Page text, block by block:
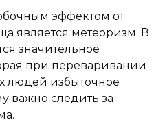
эффектом от
является метеоризм. В
значительное
при переваривании
людей избыточное
важно следить за